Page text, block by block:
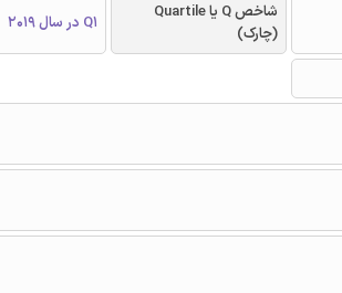
شاخص Q یا Quartile
(چارک)
Q1 در سال 2019